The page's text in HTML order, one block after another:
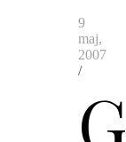
9
maj,
2007
/
G